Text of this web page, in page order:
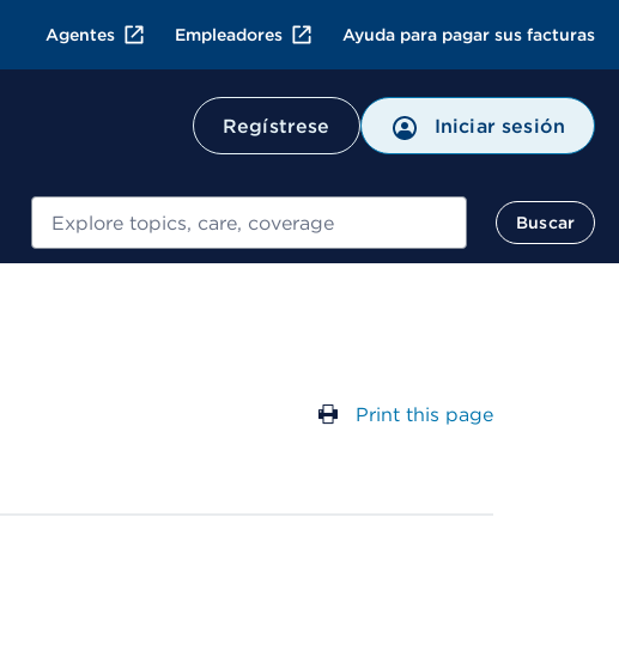
Agentes Empleadores Ayuda para pagar sus facturas
Regístrese Iniciar sesión
Buscar
Buscar
Print this page